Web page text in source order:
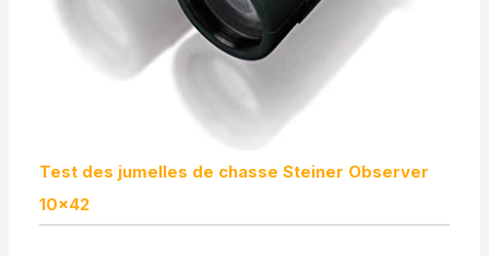
Test des jumelles de chasse Steiner Observer
10×42